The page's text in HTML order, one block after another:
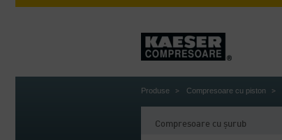
Produse Compresoare cu piston
Compresoare cu șurub